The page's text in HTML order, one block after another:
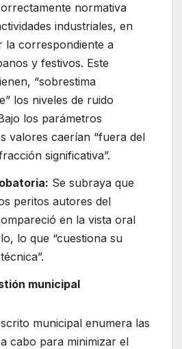
normativa
industriales, en
la correspondiente a
y festivos. Este
“sobrestima
los niveles de ruido
los parámetros
valores caerían “fuera del
significativa”.
Se subraya que
peritos autores del
en la vista oral
lo que “cuestiona su
municipal
municipal enumera las
cabo para minimizar el